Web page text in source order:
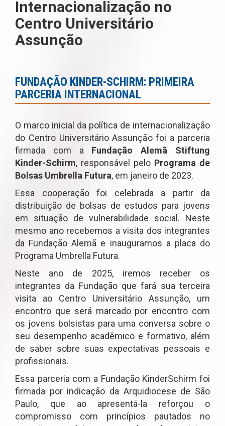
Internacionalização no
Centro Universitário
Assunção
FUNDAÇÃO KINDER-SCHIRM: PRIMEIRA
PARCERIA INTERNACIONAL
O marco inicial da política de internacionalização
do Centro Universitário Assunção foi a parceria
firmada com a Fundação Alemã Stiftung
Kinder-Schirm, responsável pelo Programa de
Bolsas Umbrella Futura, em janeiro de 2023.
Essa cooperação foi celebrada a partir da
distribuição de bolsas de estudos para jovens
em situação de vulnerabilidade social. Neste
mesmo ano recebemos a visita dos integrantes
da Fundação Alemã e inauguramos a placa do
Programa Umbrella Futura.
Neste ano de 2025, iremos receber os
integrantes da Fundação que fará sua terceira
visita ao Centro Universitário Assunção, um
encontro que será marcado por encontro com
os jovens bolsistas para uma conversa sobre o
seu desempenho acadêmico e formativo, além
de saber sobre suas expectativas pessoais e
profissionais.
Essa parceria com a Fundação KinderSchirm foi
firmada por indicação da Arquidiocese de São
Paulo, que ao apresentá-la reforçou o
compromisso com princípios pautados no